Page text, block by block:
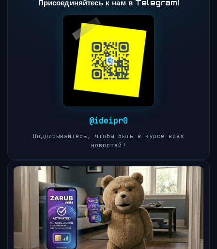
Присоединяйтесь к нам в Telegram!
@ideipr0
Подписывайтесь, чтобы быть в курсе всех
новостей!